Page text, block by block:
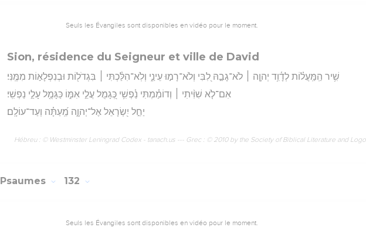
Seuls les Évangiles sont disponibles en vidéo pour le moment.
Sion, résidence du Seigneur et ville de David
שִׁ֥יר הַֽמַּֽעֲל֗וֹת לְדָ֫וִ֥ד יְהוָ֤ה ׀ לֹא־גָבַ֣הּ לִ֭בִּי וְלֹא־רָמ֣וּ עֵינַ֑י וְלֹֽא־הִלַּ֓כְתִּי ׀ בִּגְדֹל֖וֹת וּבְנִפְלָא֣וֹת מִמֶּֽנִּי׃
אִם־לֹ֤א שִׁוִּ֨יתִי ׀ וְדוֹמַ֗מְתִּי נַ֫פְשִׁ֥י כְּ֭גָמֻל עֲלֵ֣י אִמּ֑וֹ כַּגָּמֻ֖ל עָלַ֣י נַפְשִֽׁי׃
יַחֵ֣ל יִ֭שְׂרָאֵל אֶל־יְהוָ֑ה מֵֽ֝עַתָּ֗ה וְעַד־עוֹלָֽם׃
Hébreu : © Westminster Leningrad Codex - tanach.us --- Grec : © 2010 by the Society of Biblical Literature and
Psaumes 132
Seuls les Évangiles sont disponibles en vidéo pour le moment.